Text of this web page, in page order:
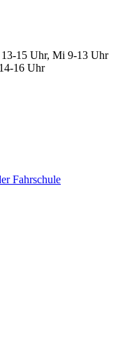
15 Uhr, Mi 9-13 Uhr
16 Uhr
Fahrschule